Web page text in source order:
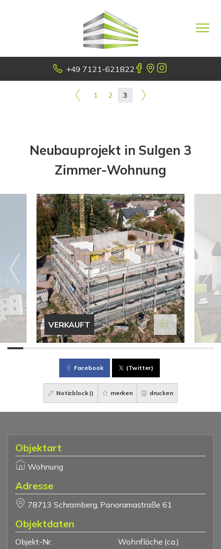
+49 7121-621822
1 2 3
Neubauprojekt in Sulgen 3
Zimmer-Wohnung
VERKAUFT
Facebook (Twitter)
Notizblock () merken drucken
Objektart
Wohnung
Adresse
78713 Schramberg, Panoramastraße 61
Objektdaten
Objekt-Nr.
Wohnfläche (ca.)